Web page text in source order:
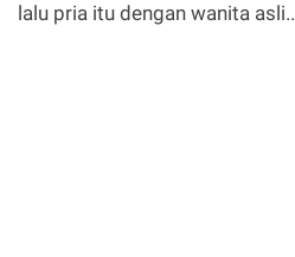
lalu pria itu dengan wanita asli..